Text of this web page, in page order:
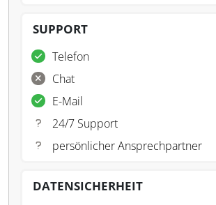
SUPPORT
Telefon
Chat
E-Mail
24/7 Support
persönlicher Ansprechpartner
DATENSICHERHEIT